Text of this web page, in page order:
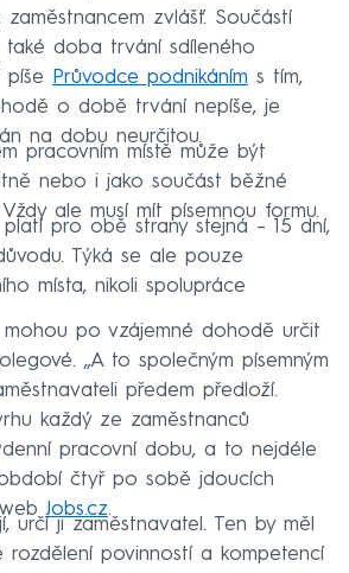
zaměstnancem zvlášť. Součástí
doba trvání sdíleného
píše
Průvodce podnikáním s tím,
o době trvání nepíše, je
na dobu neurčitou.
pracovním místě může být
nebo i jako součást běžné
ale musí mít písemnou formu.
platí pro obě strany stejná – 15 dní,
Týká se ale pouze
místa, nikoli spolupráce
mohou po vzájemné dohodě určit
„A to společným písemným
předem předloží.
každý ze zaměstnanců
pracovní dobu, a to nejdéle
čtyř po sobě jdoucích
Jobs.cz.
určí ji zaměstnavatel. Ten by měl
rozdělení povinností a kompetencí